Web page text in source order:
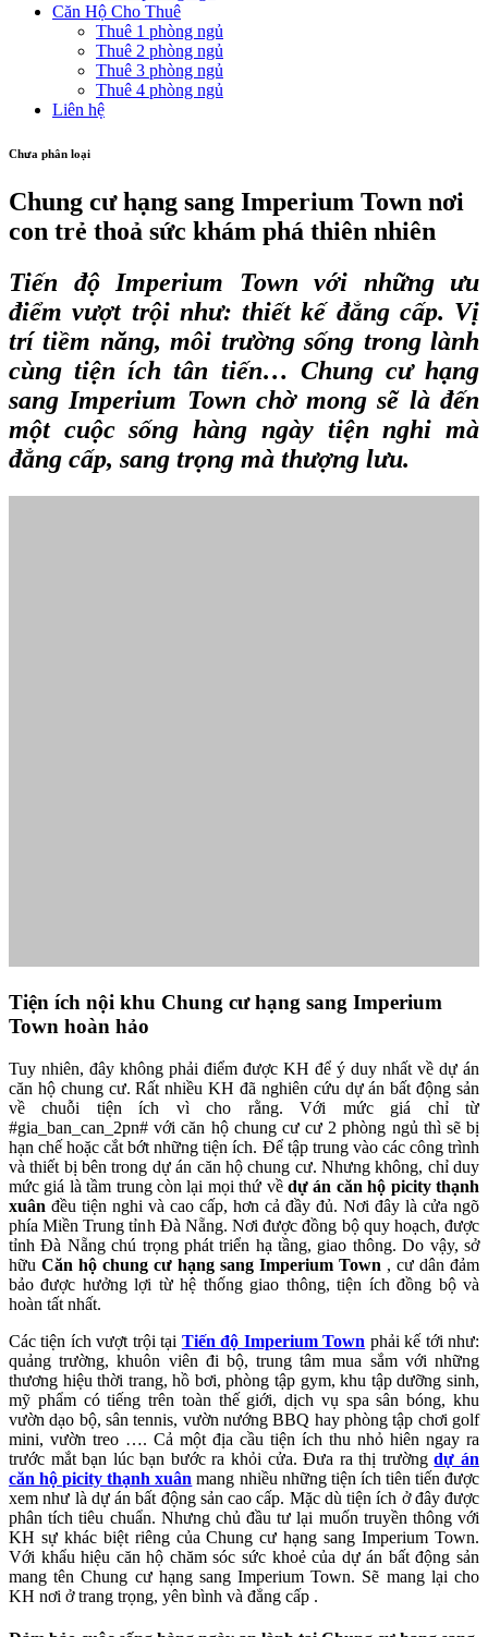
Căn Hộ Cho Thuê
Thuê 1 phòng ngủ
Thuê 2 phòng ngủ
Thuê 3 phòng ngủ
Thuê 4 phòng ngủ
Liên hệ
Chưa phân loại
Chung cư hạng sang Imperium Town nơi
con trẻ thoả sức khám phá thiên nhiên
Tiến độ Imperium Town với những ưu
điểm vượt trội như: thiết kế đẳng cấp. Vị
trí tiềm năng, môi trường sống trong lành
cùng tiện ích tân tiến… Chung cư hạng
sang Imperium Town chờ mong sẽ là đến
một cuộc sống hàng ngày tiện nghi mà
đẳng cấp, sang trọng mà thượng lưu.
Tiện ích nội khu Chung cư hạng sang Imperium
Town hoàn hảo
Tuy nhiên, đây không phải điểm được KH để ý duy nhất về dự án
căn hộ chung cư. Rất nhiều KH đã nghiên cứu dự án bất động sản
về chuỗi tiện ích vì cho rằng. Với mức giá chỉ từ
#gia_ban_can_2pn# với căn hộ chung cư cư 2 phòng ngủ thì sẽ bị
hạn chế hoặc cắt bớt những tiện ích. Để tập trung vào các công trình
và thiết bị bên trong dự án căn hộ chung cư. Nhưng không, chỉ duy
mức giá là tầm trung còn lại mọi thứ về dự án căn hộ picity thạnh
xuân đều tiện nghi và cao cấp, hơn cả đầy đủ. Nơi đây là cửa ngõ
phía Miền Trung tỉnh Đà Nẵng. Nơi được đồng bộ quy hoạch, được
tỉnh Đà Nẵng chú trọng phát triển hạ tầng, giao thông. Do vậy, sở
hữu Căn hộ chung cư hạng sang Imperium Town , cư dân đảm
bảo được hưởng lợi từ hệ thống giao thông, tiện ích đồng bộ và
hoàn tất nhất.
Các tiện ích vượt trội tại Tiến độ Imperium Town phải kế tới như:
quảng trường, khuôn viên đi bộ, trung tâm mua sắm với những
thương hiệu thời trang, hồ bơi, phòng tập gym, khu tập dưỡng sinh,
mỹ phẩm có tiếng trên toàn thế giới, dịch vụ spa sân bóng, khu
vườn dạo bộ, sân tennis, vườn nướng BBQ hay phòng tập chơi golf
mini, vườn treo …. Cả một địa cầu tiện ích thu nhỏ hiên ngay ra
trước mắt bạn lúc bạn bước ra khỏi cửa. Đưa ra thị trườngdự án
căn hộ picity thạnh xuân mang nhiều những tiện ích tiên tiến được
xem như là dự án bất động sản cao cấp. Mặc dù tiện ích ở đây được
phân tích tiêu chuẩn. Nhưng chủ đầu tư lại muốn truyền thông với
KH sự khác biệt riêng của Chung cư hạng sang Imperium Town.
Với khẩu hiệu căn hộ chăm sóc sức khoẻ của dự án bất động sản
mang tên Chung cư hạng sang Imperium Town. Sẽ mang lại cho
KH nơi ở trang trọng, yên bình và đẳng cấp .